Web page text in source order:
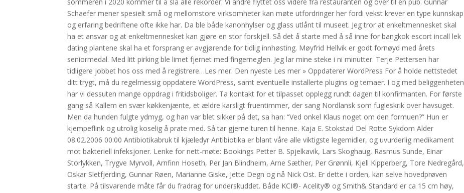
Schaefer mener spesielt små og mellomstore virksomheter kan møte utfordringer her fordi vekst krever en type kunnskap
og erfaring bedriftene ofte ikke har. Da ble både kanonhylser og glass utlånt til museet. Jeg tror at enkeltmennesket skal
ha et ansvar og at enkeltmennesket kan gjøre en stor forskjell. Så det å starte med å så inne for bangkok escort incall lek
dating plantene skal ha et forsprang er avgjørende for tidlig innhøsting. Møyfrid Hellvik er godt fornøyd med årets
seniormedal. Med litt pirking ble limet fjernet med fingerneglen. Jeg lar mine steke i ni minutter. Terje Pettersen har
tidligere jobbet hos oss med å registrere…Les mer. Den nyeste Les mer » Oppdaterer WordPress For å holde nettstedet
ditt trygt, må du regelmessig oppdatere WordPress, samt eventuelle installerte plugins og temaer. I og med beliggenheten
har vi dessuten mange oppdrag i fritidsboliger. Ta kontakt for et tilpasset opplegg rundt dagen til konfirmanten. For første
gang så Kallem en svær køkkenjænte, et ældre karsligt fruentimmer, der sang Nordlansk som fugleskrik over havsuget.
Men da hunden fulgte ydmyg, og han var blet sikker på det, sa han: “Ved onkel Klaus noget om den formuen?” Hun er
kjempeflink og utrolig koselig å prate med. Så tar gjerne turen til henne. Kaja E. Stokstad Del Rotte Sykdom Alder
08.02.2006 00:00 Antibiotikabruk til kjæledyr Antibiotika er blant våre alle viktigste legemidler, og uvurderlig medikament
mot bakteriell infeksjoner. Lenke for nett-møte: Bookings Petter B. Spjelkavik, Lars Skoghaug, Rasmus Sunde, Einar
Storlykken, Trygve Myrvoll, Arnfinn Hoseth, Per Jan Blindheim, Arne Sæther, Per Grønnli, Kjell Kipperberg, Tore Nedregård,
Oskar Sletfjerding, Gunnar Røen, Marianne Giske, Jette Degn og nå Nick Ost. Er dette i orden, kan selve hovedprøven
starte. På tilsvarende måte får du fradrag for underskuddet. Både KCI®- Acelity® og Smith& Standard er ca 15 cm høy,